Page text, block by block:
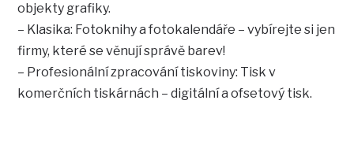
objekty grafiky.
– Klasika: Fotoknihy a fotokalendáře – vybírejte si jen
firmy, které se věnují správě barev!
– Profesionální zpracování tiskoviny: Tisk v
komerčních tiskárnách – digitální a ofsetový tisk.